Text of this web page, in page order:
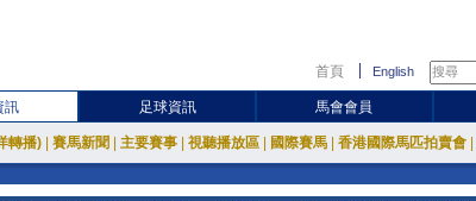
首頁 English
訊 足球資訊 馬會會員
轉播) 賽馬新聞 主要賽事 視聽播放區 國際賽馬 香港國際馬匹拍賣會